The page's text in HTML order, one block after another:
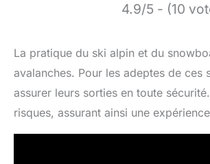
4.9/5 - (10
La pratique du ski alpin et du
avalanches. Pour les adeptes de
assurer leurs sorties en toute
risques, assurant ainsi une